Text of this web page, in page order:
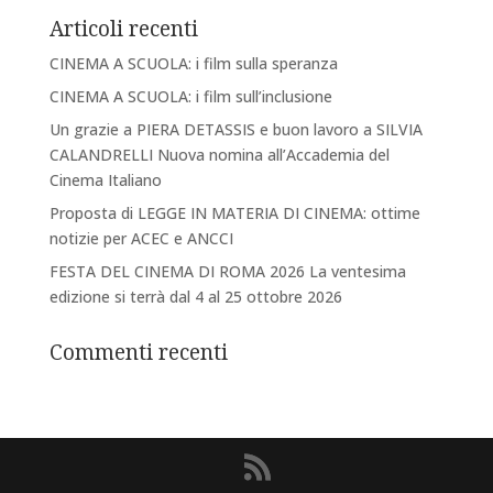
Articoli recenti
CINEMA A SCUOLA: i film sulla speranza
CINEMA A SCUOLA: i film sull’inclusione
Un grazie a PIERA DETASSIS e buon lavoro a SILVIA
CALANDRELLI Nuova nomina all’Accademia del
Cinema Italiano
Proposta di LEGGE IN MATERIA DI CINEMA: ottime
notizie per ACEC e ANCCI
FESTA DEL CINEMA DI ROMA 2026 La ventesima
edizione si terrà dal 4 al 25 ottobre 2026
Commenti recenti